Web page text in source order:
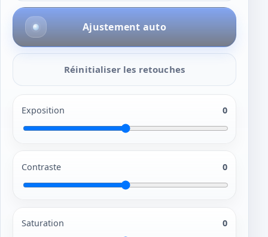
Ajustement auto
Réinitialiser les retouches
Exposition 0
Contraste 0
Saturation 0